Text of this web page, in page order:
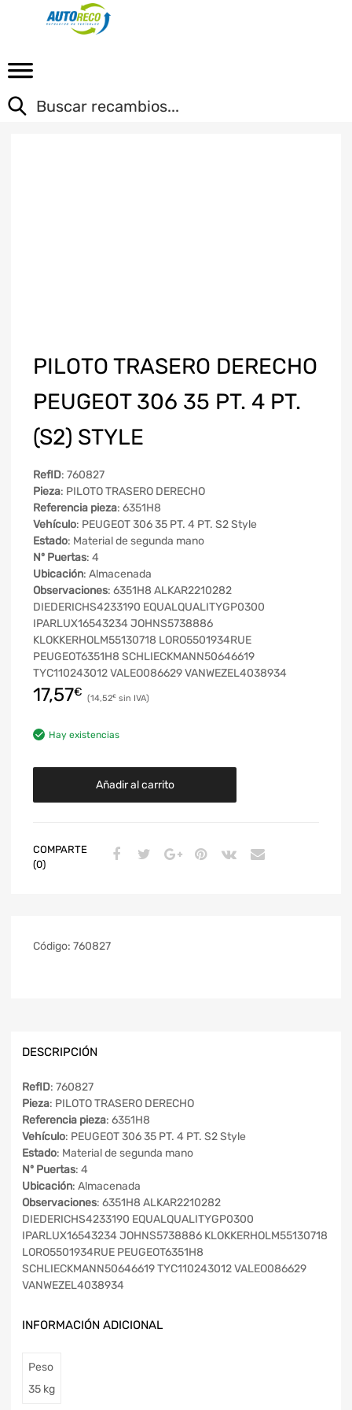
PILOTO TRASERO DERECHO
PEUGEOT 306 35 PT. 4 PT.
(S2) STYLE
RefID: 760827
Pieza: PILOTO TRASERO DERECHO
Referencia pieza: 6351H8
Vehículo: PEUGEOT 306 35 PT. 4 PT. S2 Style
Estado: Material de segunda mano
Nº Puertas: 4
Ubicación: Almacenada
Observaciones: 6351H8 ALKAR2210282
DIEDERICHS4233190 EQUALQUALITYGP0300
IPARLUX16543234 JOHNS5738886
KLOKKERHOLM55130718 LORO5501934RUE
PEUGEOT6351H8 SCHLIECKMANN50646619
TYC110243012 VALEO086629 VANWEZEL4038934
17,57€ 14,52€
Hay existencias
Añadir al carrito
COMPARTE
(0)
Código: 760827
DESCRIPCIÓN
RefID: 760827
Pieza: PILOTO TRASERO DERECHO
Referencia pieza: 6351H8
Vehículo: PEUGEOT 306 35 PT. 4 PT. S2 Style
Estado: Material de segunda mano
Nº Puertas: 4
Ubicación: Almacenada
Observaciones: 6351H8 ALKAR2210282
DIEDERICHS4233190 EQUALQUALITYGP0300
IPARLUX16543234 JOHNS5738886 KLOKKERHOLM55130718
LORO5501934RUE PEUGEOT6351H8
SCHLIECKMANN50646619 TYC110243012 VALEO086629
VANWEZEL4038934
INFORMACIÓN ADICIONAL
Peso
35 kg